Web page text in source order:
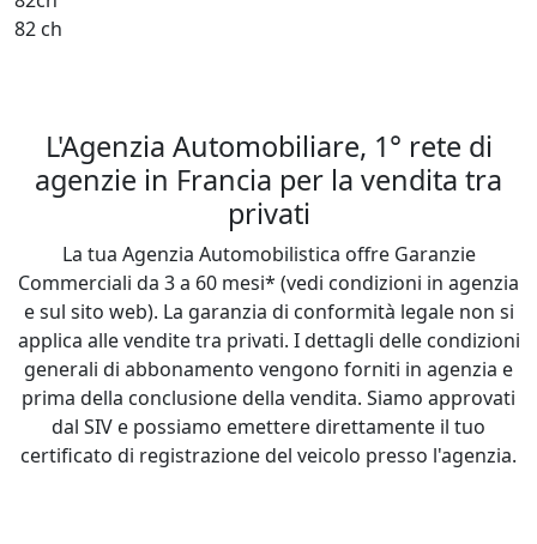
82 ch
L'Agenzia Automobiliare, 1° rete di
agenzie in Francia per la vendita tra
privati
La tua Agenzia Automobilistica offre Garanzie
Commerciali da 3 a 60 mesi* (vedi condizioni in agenzia
e sul sito web). La garanzia di conformità legale non si
applica alle vendite tra privati. I dettagli delle condizioni
generali di abbonamento vengono forniti in agenzia e
prima della conclusione della vendita. Siamo approvati
dal SIV e possiamo emettere direttamente il tuo
certificato di registrazione del veicolo presso l'agenzia.